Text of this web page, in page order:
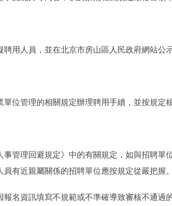
人員，並在北京市房山區人民政府網站公示
管理的相關規定辦理聘用手續，並按規定核
理回避規定》中的有關規定，如與招聘單
有近親屬關係的招聘單位應按規定從嚴把握。
資訊填寫不規範或不準確導致審核不通過的